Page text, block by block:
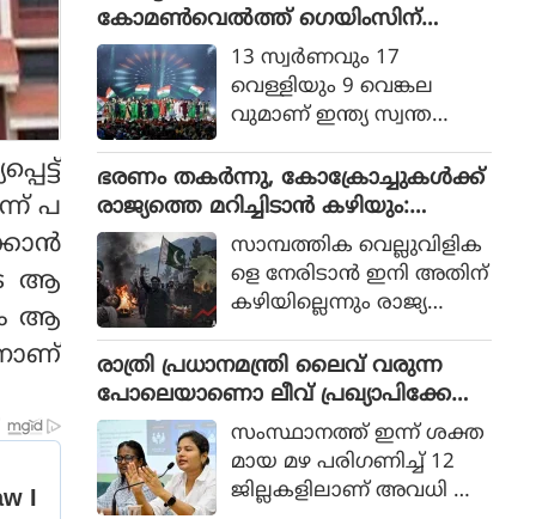
പ
ആ
ആ
കോമൺവെൽത്ത് ഗെയിംസിന്
ഗ്ലാസ്ഗോയിൽ കൊടിയിറങ്ങി, മെഡ
ൽ നേട്ടത്തിൽ ഇന്ത്യ നാലാമത്
13 സ്വര്‍ണവും 17
വെള്ളിയും 9 വെങ്കല
വുമാണ് ഇന്ത്യ സ്വന്ത
ഭരണം തകര്‍ന്നു, കോക്രോച്ചുകള്‍ക്ക്
രാജ്യത്തെ മറിച്ചിടാന്‍ കഴിയും:
പാകിസ്ഥാന്‍ ആഭ്യന്തര മന്ത്രി
മൊഹ്സിന്‍ നഖ്വി
സാമ്പത്തിക വെല്ലുവിളിക
ളെ നേരിടാന്‍ ഇനി അതിന്
കഴിയില്ലെന്നും രാജ്യത്തെ
മൊഹ്സിന്‍ നഖ്വി
വ്യാഴാഴ്ച പറഞ്ഞു. കര
സേനാ മേധാവി ഫീല്‍ഡ്
മാര്‍ഷല്‍ സയ്യിദ് അസിം
മുനീറിന്റെ അടുത്ത
യാളായി അറിയപ്പെടുന്ന ന
രാത്രി പ്രധാനമന്ത്രി ലൈവ് വരുന്ന
പോലെയാണൊ ലീവ് പ്രഖ്യാപിക്കേണ്ട
ത്, എറണാകുളം ജില്ലാ കളക്ടർ
ക്കെതിരെ വിമർശനം
സംസ്ഥാനത്ത് ഇന്ന് ശക്ത
മായ മഴ പരിഗണിച്ച് 12
ജില്ലകളിലാണ് അവധി പ്ര